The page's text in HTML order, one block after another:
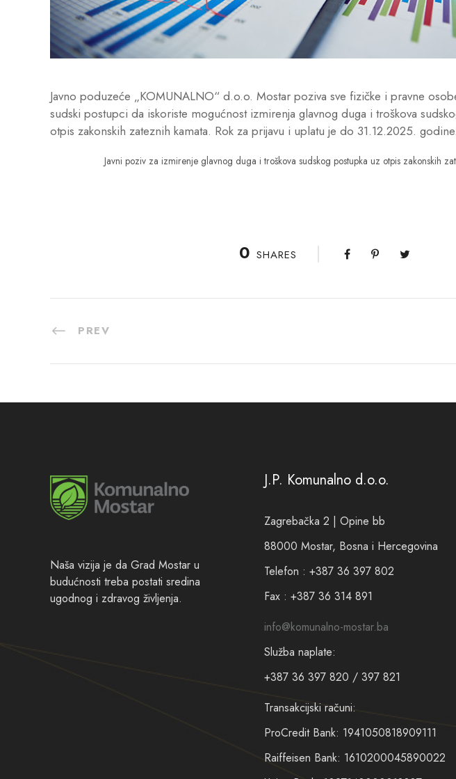
Javno poduzeće „KOMUNALNO“ d.o.o. Mostar poziva sve fizičke i pravne
sudski postupci da iskoriste mogućnost izmirenja glavnog duga i troškova
otpis zakonskih zateznih kamata. Rok za prijavu i uplatu je do 31.12.2025. godine.
Javni poziv za izmirenje glavnog duga i troškova sudskog postupka uz otpis zakonskih
0 SHARES
PREV
Naša vizija je da Grad Mostar u
budućnosti treba postati sredina
ugodnog i zdravog življenja.
J.P. Komunalno d.o.o.
Zagrebačka 2 | Opine bb
88000 Mostar, Bosna i Hercegovina
Telefon : +387 36 397 802
Fax : +387 36 314 891
info@komunalno-mostar.ba
Služba naplate:
+387 36 397 820 / 397 821
Transakcijski računi:
ProCredit Bank: 1941050818909111
Raiffeisen Bank: 1610200045890022